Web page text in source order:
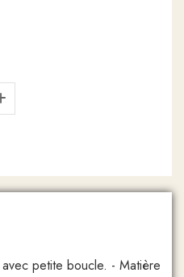
petite boucle. - Matière